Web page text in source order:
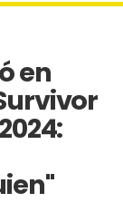
en